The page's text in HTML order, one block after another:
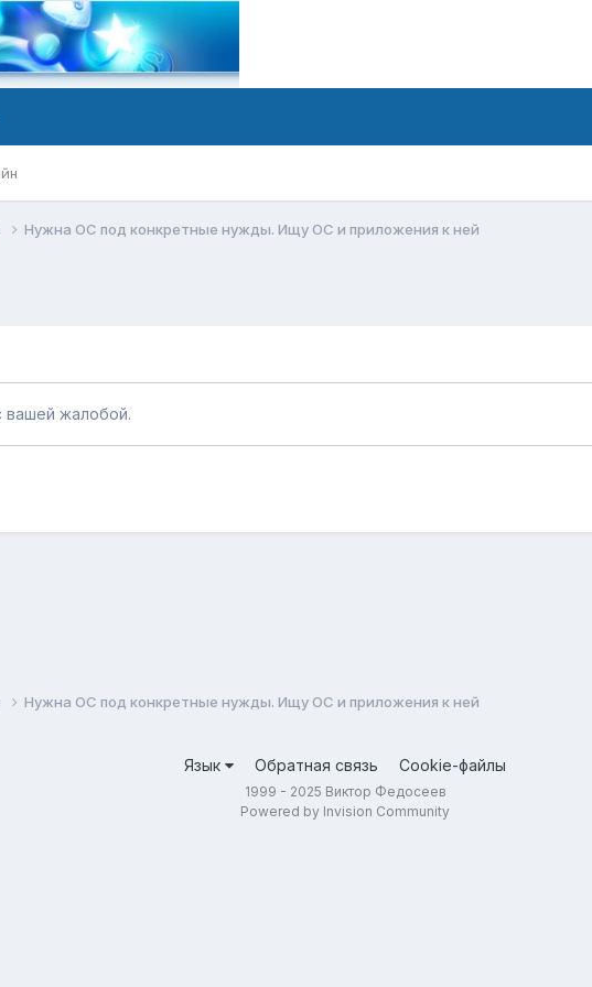
Нужна ОС под конкретные нужды. Ищу ОС и приложения к ней
вашей жалобой.
Нужна ОС под конкретные нужды. Ищу ОС и приложения к ней
Язык Обратная связь Cookie-файлы
1999 - 2025 Виктор Федосеев
Powered by Invision Community